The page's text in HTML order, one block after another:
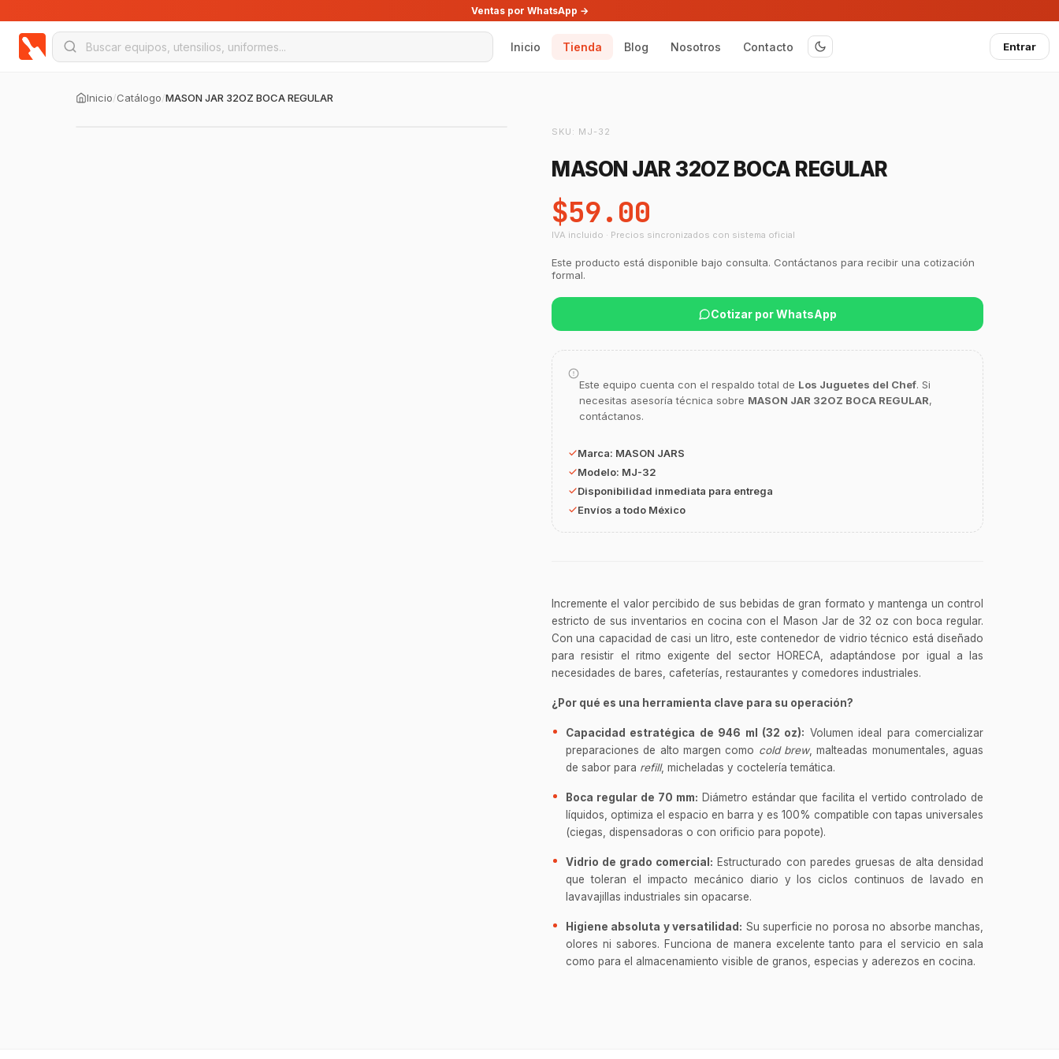
Ventas por WhatsApp →
Inicio Tienda Blog Nosotros Contacto Entrar
Inicio/Catálogo/MASON JAR 32OZ BOCA REGULAR
SKU: MJ-32
MASON JAR 32OZ BOCA REGULAR
$59.00
IVA incluido · Precios sincronizados con sistema oficial
Este producto está disponible bajo consulta. Contáctanos para recibir una cotización
formal.
Cotizar por WhatsApp
Este equipo cuenta con el respaldo total de Los Juguetes del Chef. Si
necesitas asesoría técnica sobre MASON JAR 32OZ BOCA REGULAR,
contáctanos.
Marca: MASON JARS
Modelo: MJ-32
Disponibilidad inmediata para entrega
Envíos a todo México
Incremente el valor percibido de sus bebidas de gran formato y mantenga un control
estricto de sus inventarios en cocina con el Mason Jar de 32 oz con boca regular.
Con una capacidad de casi un litro, este contenedor de vidrio técnico está diseñado
para resistir el ritmo exigente del sector HORECA, adaptándose por igual a las
necesidades de bares, cafeterías, restaurantes y comedores industriales.
¿Por qué es una herramienta clave para su operación?
Capacidad estratégica de 946 ml (32 oz): Volumen ideal para comercializar
preparaciones de alto margen como cold brew, malteadas monumentales, aguas
de sabor para refill, micheladas y coctelería temática.
Boca regular de 70 mm: Diámetro estándar que facilita el vertido controlado de
líquidos, optimiza el espacio en barra y es 100% compatible con tapas universales
(ciegas, dispensadoras o con orificio para popote).
Vidrio de grado comercial: Estructurado con paredes gruesas de alta densidad
que toleran el impacto mecánico diario y los ciclos continuos de lavado en
lavavajillas industriales sin opacarse.
Higiene absoluta y versatilidad: Su superficie no porosa no absorbe manchas,
olores ni sabores. Funciona de manera excelente tanto para el servicio en sala
como para el almacenamiento visible de granos, especias y aderezos en cocina.
¡Hola Chef! 🍳 Soy GastroBot, tu